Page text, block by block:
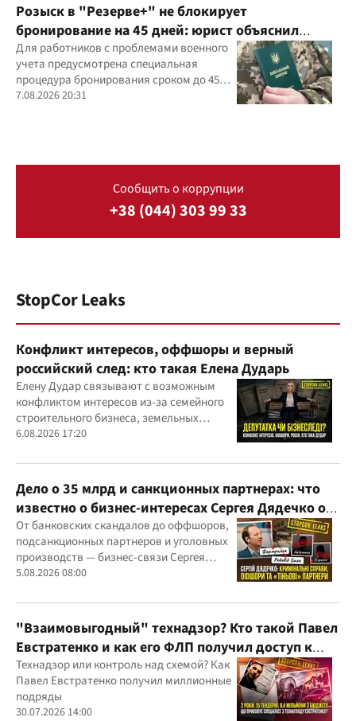
Розыск в "Резерве+" не блокирует
бронирование на 45 дней: юрист объяснил
важный нюанс
Для работников с проблемами военного
учета предусмотрена специальная
процедура бронирования сроком до 45
дней
7.08.2026 20:31
Сообщить о коррупции
+38 (044) 303 99 33
StopCor Leaks
Конфликт интересов, оффшоры и верный
российский след: кто такая Елена Дударь
Елену Дудар связывают с возможным
конфликтом интересов из-за семейного
строительного бизнеса, земельных
скандалов, судебных дел
6.08.2026 17:20
Дело о 35 млрд и санкционных партнерах: что
известно о бизнес-интересах Сергея Дядечко от
"Родовид Банка" до "ФАРМАСЕЛ"
От банковских скандалов до оффшоров,
подсанкционных партнеров и уголовных
производств — бизнес-связи Сергея
Дядечко до сих пор простираются через
юрисдикций
5.08.2026 08:00
"Взаимовыгодный" технадзор? Кто такой Павел
Евстратенко и как его ФЛП получил доступ к
бюджетным миллионам?
Технадзор или контроль над схемой? Как
Павел Евстратенко получил миллионные
подряды
30.07.2026 14:00